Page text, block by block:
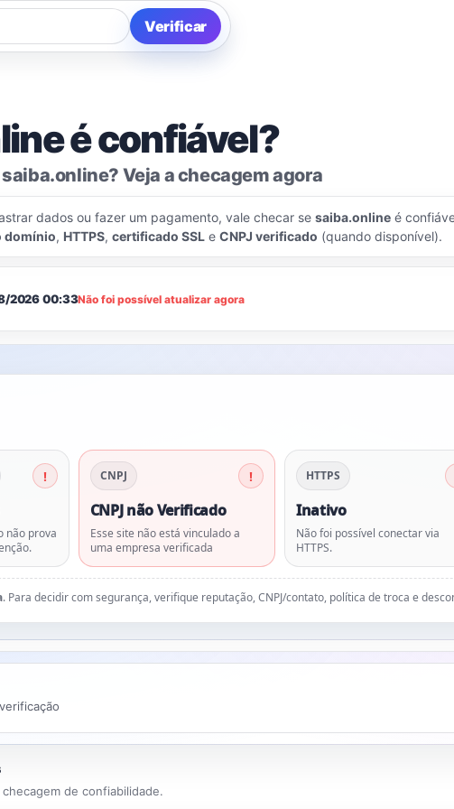
Verificar
é confiável?
Veja a checagem agora
dados ou fazer um pagamento, vale checar se saiba.online é
domínio, HTTPS, certificado SSL e CNPJ verificado (quando disponível).
2026 00:33Não foi possível atualizar agora
não prova
CNPJ
CNPJ não Verificado
Esse site não está vinculado a
uma empresa verificada
HTTPS
Inativo
Não foi possível conectar via
HTTPS.
. Para decidir com segurança, verifique reputação, CNPJ/contato, política de troca e
de confiabilidade.